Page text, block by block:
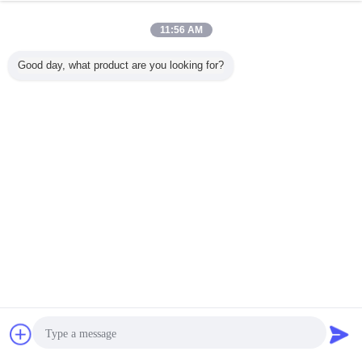
Czat
11:56 AM
Good day, what product are you looking for?